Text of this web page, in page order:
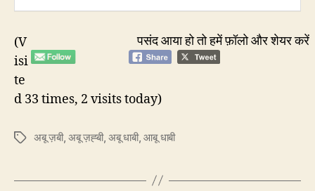
पसंद आया हो तो हमें फ़ॉलो और शेयर करें
(V
isi
te
d 33 times, 2 visits today)
Tagsअबू ज़बी,अबू ज़ह्बी,अबू धाबी,आबू धाबी